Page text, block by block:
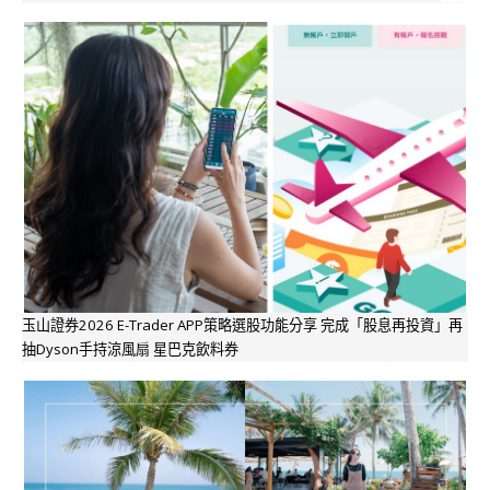
玉山證券2026 E-Trader APP策略選股功能分享 完成「股息再投資」再
抽Dyson手持涼風扇 星巴克飲料券